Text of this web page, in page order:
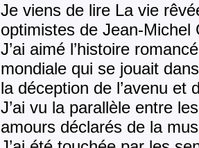
Je viens de lire La vie
optimistes de Jean-Michel
J’ai aimé l’histoire
mondiale qui se jouait
la déception de l’avenu et
J’ai vu la parallèle entre
amours déclarés de la